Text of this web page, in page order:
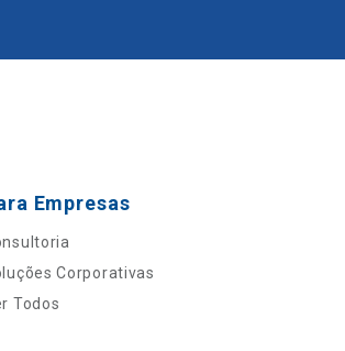
Empresas
Corporativas
Todos